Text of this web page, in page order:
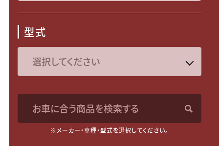
型式
お車に合う商品を検索する
※メーカー・車種・型式を選択してください。